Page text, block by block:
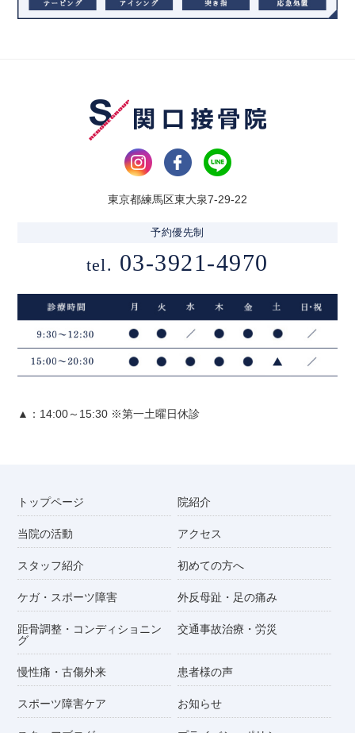
東京都練馬区東大泉7-29-22
tel. 03-3921-4970
予約優先制
▲：14:00～15:30 ※第一土曜日休診
トップページ 院紹介
当院の活動 アクセス
スタッフ紹介 初めての方へ
ケガ・スポーツ障害 外反母趾・足の痛み
距骨調整・コンディショニン
グ
交通事故治療・労災
慢性痛・古傷外来 患者様の声
スポーツ障害ケア お知らせ